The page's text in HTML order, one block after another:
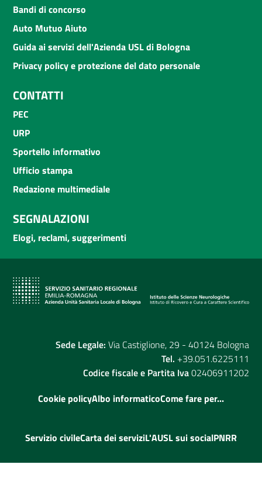
Bandi di concorso
Auto Mutuo Aiuto
Guida ai servizi dell'Azienda USL di Bologna
Privacy policy e protezione del dato personale
CONTATTI
PEC
URP
Sportello informativo
Ufficio stampa
Redazione multimediale
SEGNALAZIONI
Elogi, reclami, suggerimenti
Sede Legale: Via Castiglione, 29 - 40124 Bologna
Tel. +39.051.6225111
Codice fiscale e Partita Iva02406911202
Cookie policyAlbo informaticoCome fare per...
Servizio civileCarta dei serviziL'AUSL sui socialPNRR